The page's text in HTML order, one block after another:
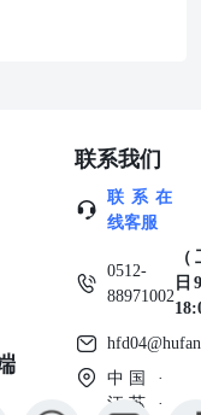
的背景下，对于贵金属
铜 电解铜显性库存续
元指数回升，铜价冲破
昨日伦铜收跌0.88%至
元/吨。产业层面，
注销仓单比例下滑至
内方面，昨日上海地
高下游采购情绪不佳，
持货商延续挺价，现
转弱。进出口方面，昨
吨左右，洋山铜溢价环
差小幅扩大至2680元/
联系我们
联系在
线客服
0512-
88971002
日
中国 ·
江苏 ·